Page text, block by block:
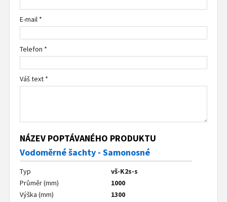
E-mail *
Telefon *
Váš text *
NÁZEV POPTÁVANÉHO PRODUKTU
Vodoměrné šachty - Samonosné
Typ
vš-K2s-s
Průměr (mm)
1000
Výška (mm)
1300